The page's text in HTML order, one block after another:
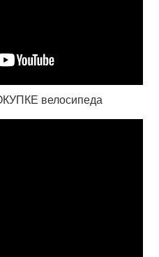
велосипеда